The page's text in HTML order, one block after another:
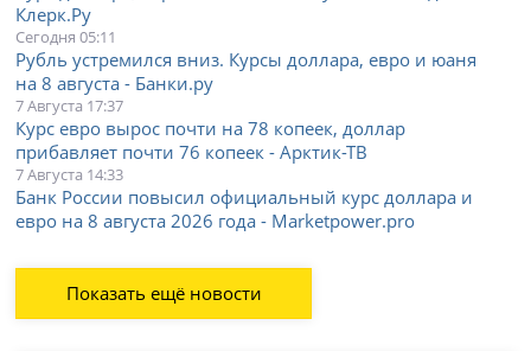
Клерк.Ру
Сегодня 05:11
Рубль устремился вниз. Курсы доллара, евро и юаня
на 8 августа - Банки.ру
7 Августа 17:37
Курс евро вырос почти на 78 копеек, доллар
прибавляет почти 76 копеек - Арктик-ТВ
7 Августа 14:33
Банк России повысил официальный курс доллара и
евро на 8 августа 2026 года - Marketpower.pro
Показать ещё новости